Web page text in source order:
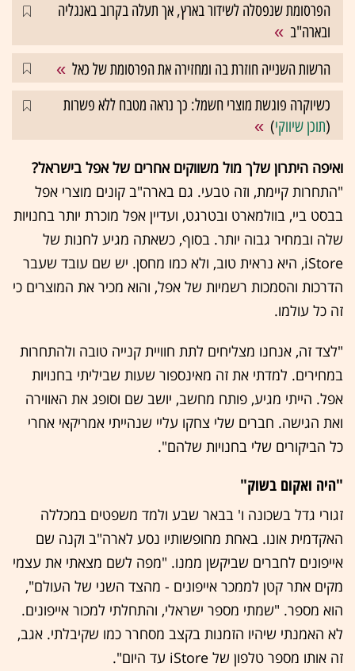
הפרסומת שנפסלה לשידור בארץ, אך תעלה בקרוב באנגליה
ובארה"ב
הרשות השנייה חוזרת בה ומחזירה את הפרסומת של כאל
כשיוקרה פוגשת מוצרי חשמל: כך נראה מטבח ללא פשרות
(תוכן שיווקי)
ואיפה היתרון שלך מול משווקים אחרים של אפל בישראל?
"התחרות קיימת, וזה טבעי. גם בארה"ב קונים מוצרי אפל
בבסט ביי, בוולמארט ובטרגט, ועדיין אפל מוכרת יותר בחנויות
שלה ובמחיר גבוה יותר. בסוף, כשאתה מגיע לחנות של
iStore, היא נראית טוב, ולא כמו מחסן. יש שם עובד שעבר
הדרכות והסמכות רשמיות של אפל, והוא מכיר את המוצרים כי
זה כל עולמו.
"לצד זה, אנחנו מצליחים לתת חוויית קנייה טובה ולהתחרות
במחירים. למדתי את זה מאינספור שעות שביליתי בחנויות
אפל. הייתי מגיע, פותח מחשב, יושב שם וסופג את האווירה
ואת הגישה. חברים שלי צחקו עליי שנהייתי אמריקאי אחרי
כל הביקורים שלי בחנויות שלהם".
"היה ואקום בשוק"
זגורי גדל בשכונה ו' בבאר שבע ולמד משפטים במכללה
האקדמית אונו. באחת מחופשותיו נסע לארה"ב וקנה שם
אייפונים לחברים שביקשן ממנו. "מפה לשם מצאתי את עצמי
מקים אתר קטן לממכר אייפונים - מהצד השני של העולם",
הוא מספר. "שמתי מספר ישראלי, והתחלתי למכור אייפונים.
לא האמנתי שיהיו הזמנות בקצב מסחרר כמו שקיבלתי. אגב,
זה אותו מספר טלפון של iStore עד היום".